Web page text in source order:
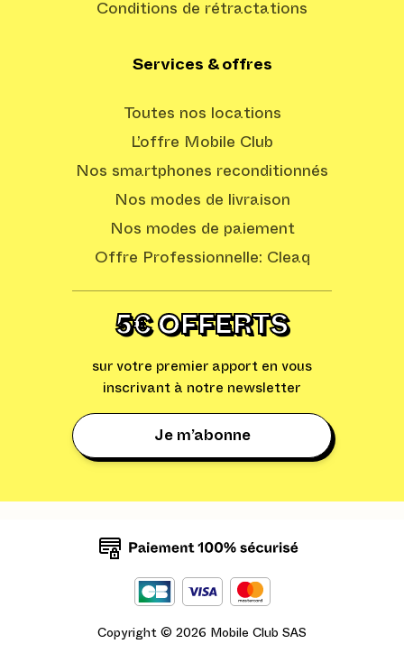
Conditions de rétractations
Services & offres
Toutes nos locations
L’offre Mobile Club
Nos smartphones reconditionnés
Nos modes de livraison
Nos modes de paiement
Offre Professionnelle: Cleaq
5€ OFFERTS
sur votre premier apport en vous
inscrivant à notre newsletter
Je m’abonne
Copyright © 2026 Mobile Club SAS